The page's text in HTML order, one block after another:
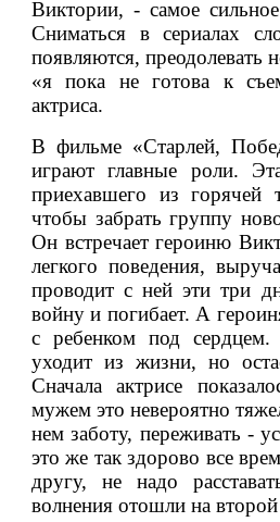
Виктории, - самое
Сниматься в сериалах
появляются, преодолевать
«я пока не готова к
актриса.
В фильме «Старлей,
играют главные роли.
приехавшего из
чтобы забрать группу
Он встречает героиню
легкого поведения,
проводит с ней эти три
войну и погибает. А
с ребенком под сердцем.
уходит из жизни, но
Сначала актрисе
мужем это невероятно
нем заботу, переживать -
это же так здорово все
другу, не надо
волнения отошли на